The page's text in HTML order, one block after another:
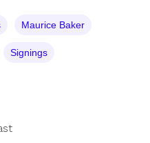
Maurice Baker
Signings